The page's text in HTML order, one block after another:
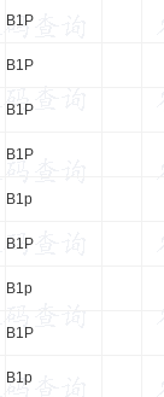
B1P
B1P
B1P
B1P
B1p
B1P
B1p
B1P
B1p